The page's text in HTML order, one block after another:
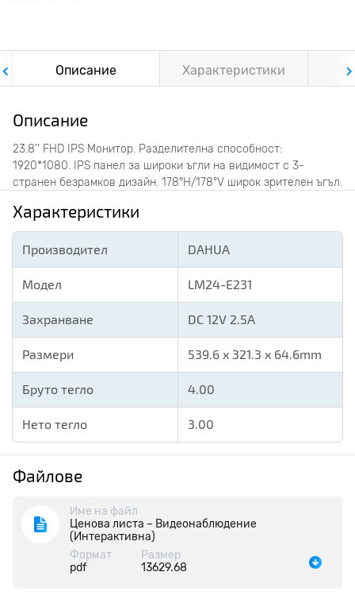
Описание Характеристики
Описание
23.8’’ FHD IPS Монитор. Разделителна способност:
1920*1080. IPS панел за широки ъгли на видимост с 3-
странен безрамков дизайн. 178°H/178°V широк зрителен ъгъл.
Характеристики
Производител DAHUA
Модел LM24-E231
Захранване DC 12V 2.5A
Размери 539.6 x 321.3 x 64.6mm
Бруто тегло 4.00
Нето тегло 3.00
Файлове
Име на файл
Ценова листа – Видеонаблюдение
(Интерактивна)
Формат
pdf
Размер
13629.68